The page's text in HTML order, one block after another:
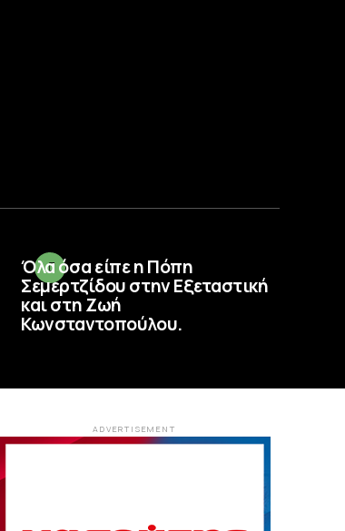
Όλα όσα είπε η Πόπη
Σεμερτζίδου στην Εξεταστική
και στη Ζωή
Κωνσταντοπούλου.
ADVERTISEMENT